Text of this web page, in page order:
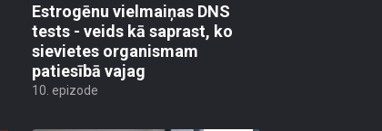
Estrogēnu vielmaiņas DNS
tests - veids kā saprast, ko
sievietes organismam
patiesībā vajag
10. epizode